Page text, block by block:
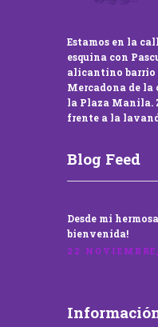
Estamos en la
esquina con
alicantino barrio
Mercadona de la
la Plaza Manila.
frente a la
Blog Feed
Desde mi
bienvenida!
22